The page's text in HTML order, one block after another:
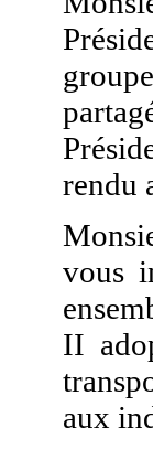
rendu
vous
II
aux